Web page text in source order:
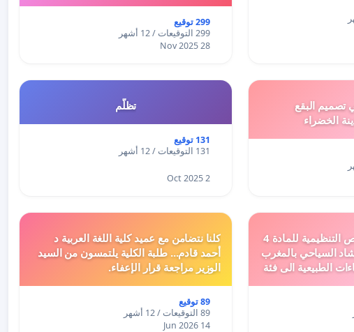
299 توقيع
299 التوقيعات / 12 أشهر
28 Nov 2025
تصميم البقع
الخضراء
تظلّم
131 توقيع
131 التوقيعات / 12 أشهر
2 Oct 2025
دعم ملف تفعيل النصوص التنظيمية للمادة 4
12ـ05 للارشاد السياحي بالمغرب
الطبيعية الى فئة
كلنا نتضامن مع عميد كلية اللغة العربية د
أحمد قادم... طلبة الكلية يلتمسون من السيد
الوزير مراجعة قرار الإعفاء.
89 توقيع
89 التوقيعات / 12 أشهر
14 Jun 2026